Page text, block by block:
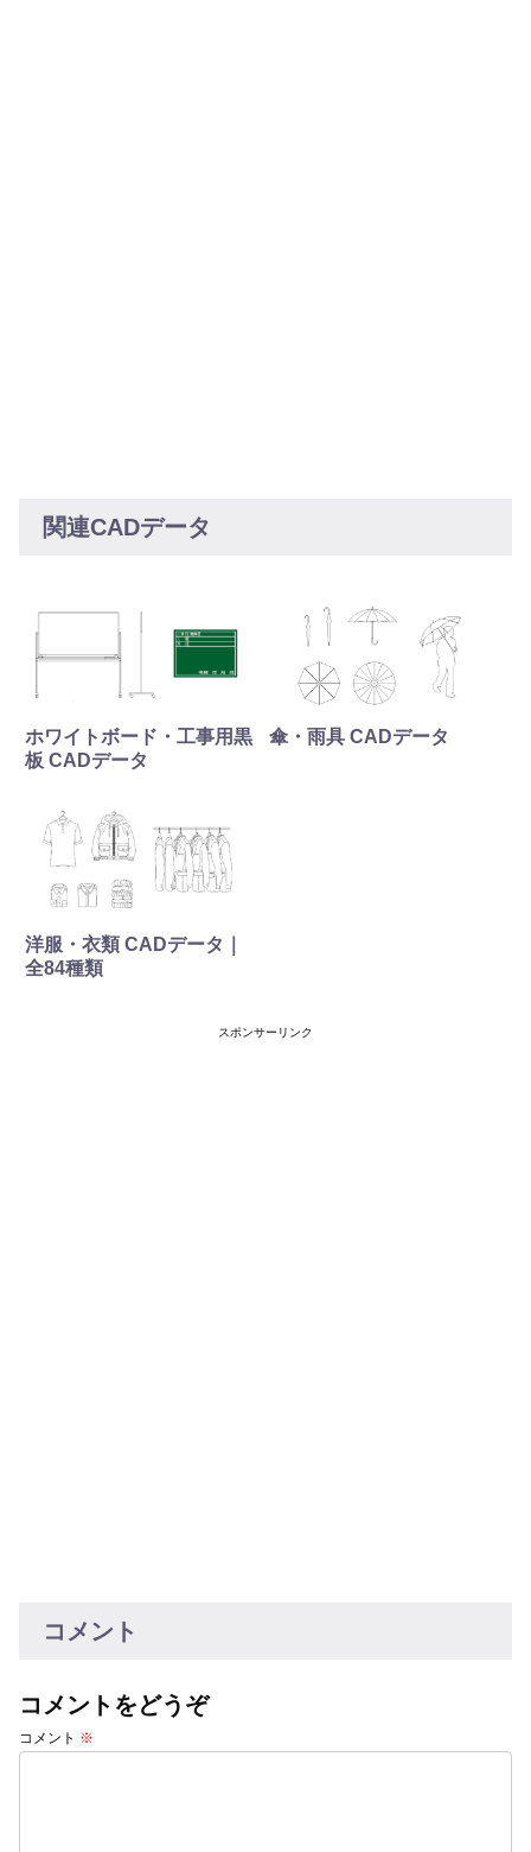
関連CADデータ
ホワイトボード・工事用黒
板 CADデータ
傘・雨具 CADデータ
洋服・衣類 CADデータ｜
全84種類
スポンサーリンク
コメント
コメントをどうぞ
コメント ※